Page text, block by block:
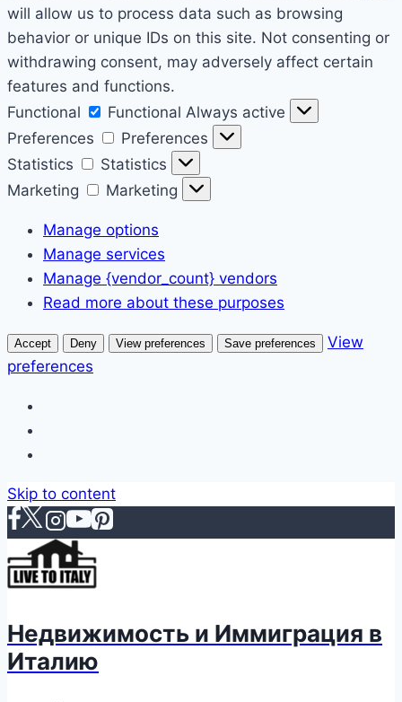
will allow us to process data such as browsing
behavior or unique IDs on this site. Not consenting or
withdrawing consent, may adversely affect certain
features and functions.
Functional
Functional Always active
Preferences
Preferences
Statistics
Statistics
Marketing
Marketing
Manage options
Manage services
Manage {vendor_count} vendors
Read more about these purposes
Accept Deny View preferences Save preferences
View
preferences
Skip to content
Недвижимость и Иммиграция в
Италию